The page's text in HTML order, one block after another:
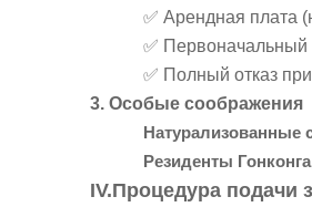
✅ Арендная плата
✅ Первоначальный
✅ Полный отказ при
3. Особые соображения
Натурализованные
Резиденты
IV.Процедура подачи